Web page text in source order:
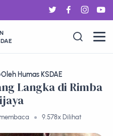
Oleh Humas KSDAE
Langka di Rimba
9.578x Dilihat